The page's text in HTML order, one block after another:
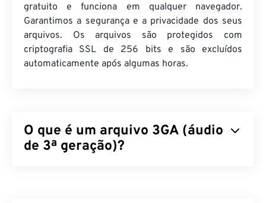
gratuito e funciona em qualquer navegador.
Garantimos a segurança e a privacidade dos seus
arquivos. Os arquivos são protegidos com
criptografia SSL de 256 bits e são excluídos
automaticamente após algumas horas.
O que é um arquivo 3GA (áudio
de 3ª geração)?